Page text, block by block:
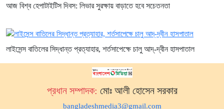
আজ বিশ্ব হেপাটাইটিস দিবস: লিভার সুরক্ষায় বাড়াতে হবে সচেতনতা
লাইসেন্স বাতিলের সিদ্ধান্ত প্রত্যাহার, শর্তসাপেক্ষে চালু আদ্-দ্বীন হাসপাতাল
প্রধান সম্পাদক: মোঃ আলী হোসেন সরকার
bangladeshmedia3@gmail.com